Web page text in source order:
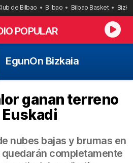
de Bilbao Bilbao Bilbao Basket
POPULAR
EgunOn Bizkaia
ganan terreno
nubes bajas y brumas en
completamente